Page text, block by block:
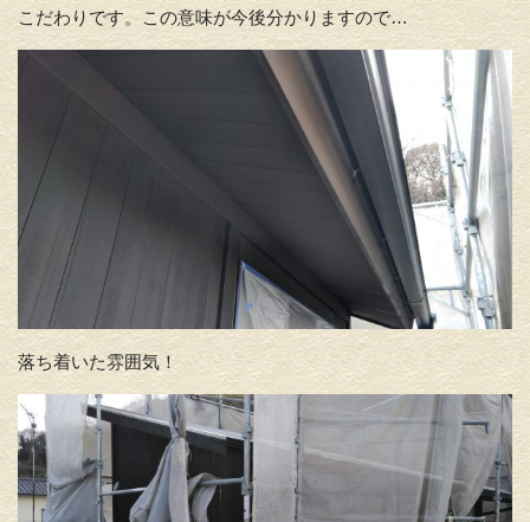
こだわりです。この意味が今後分かりますので…
落ち着いた雰囲気！